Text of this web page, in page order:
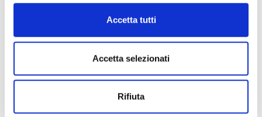
Accetta tutti
Accetta selezionati
Rifiuta
10%